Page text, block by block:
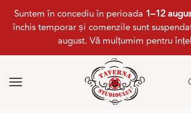
Suntem în concediu în perioada 1–12
închis temporar și comenzile sunt
august. Vă mulțumim pentru